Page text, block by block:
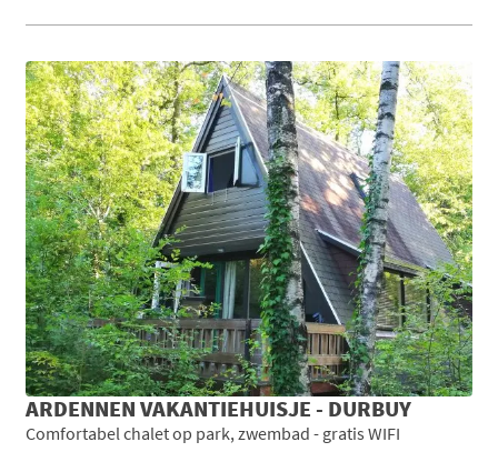
ARDENNEN VAKANTIEHUISJE - DURBUY
Comfortabel chalet op park, zwembad - gratis WIFI